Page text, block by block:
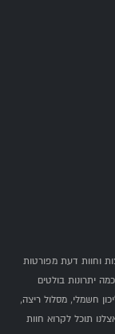
וחוות דעת מפורטות
יתרונות בולטים
חשמלי, מסלול ריצה,
תוכל לקרוא חוות